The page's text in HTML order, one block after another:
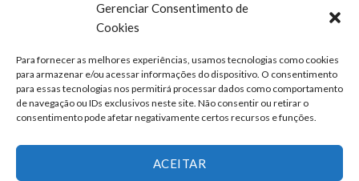
Gerenciar Consentimento de
Cookies
Para fornecer as melhores experiências, usamos tecnologias como cookies
para armazenar e/ou acessar informações do dispositivo. O consentimento
para essas tecnologias nos permitirá processar dados como comportamento
de navegação ou IDs exclusivos neste site. Não consentir ou retirar o
consentimento pode afetar negativamente certos recursos e funções.
ACEITAR